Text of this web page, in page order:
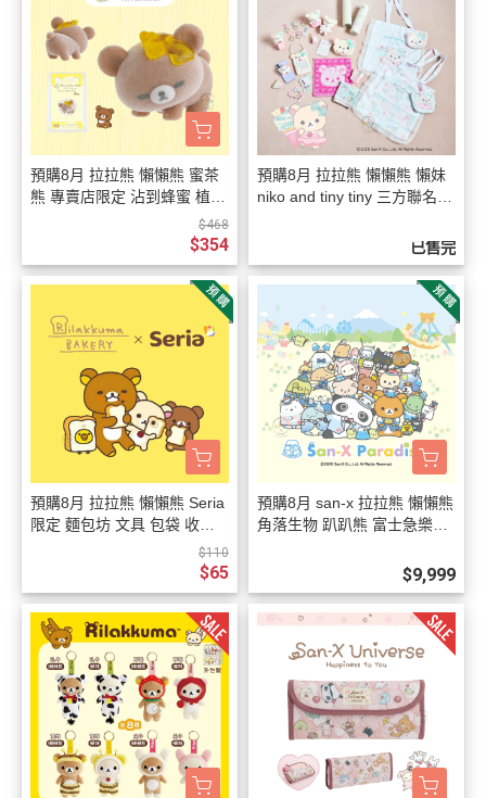
預購8月 拉拉熊 懶懶熊 蜜茶
熊 專賣店限定 沾到蜂蜜 植絨
$468
$354
預購8月 拉拉熊 懶懶熊 懶妹
niko and tiny tiny 三方聯名限
已售完
預購8月 拉拉熊 懶懶熊 Seria
限定 麵包坊 文具 包袋 收納
鑰匙圈 吊飾 立牌 11選1【8/6
$110
$65
預購8月 san-x 拉拉熊 懶懶熊
角落生物 趴趴熊 富士急樂園
$9,999